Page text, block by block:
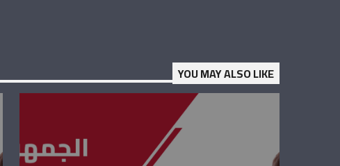
YOU MAY ALSO LIKE